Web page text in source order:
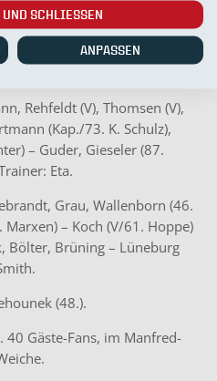
zweiten Matchball und
machen könnte. Anpfiff
Eimsbüttel – bis vor kurzem
Rehfeldt (V), Thomsen (V),
(Kap./73. K. Schulz),
– Guder, Gieseler (87.
Eta.
Grau, Wallenborn (46.
– Koch (V/61. Hoppe)
Bölter, Brüning – Lüneburg
(48.).
40 Gäste-Fans, im Manfred-
SCHLIESSEN
ANPASSEN